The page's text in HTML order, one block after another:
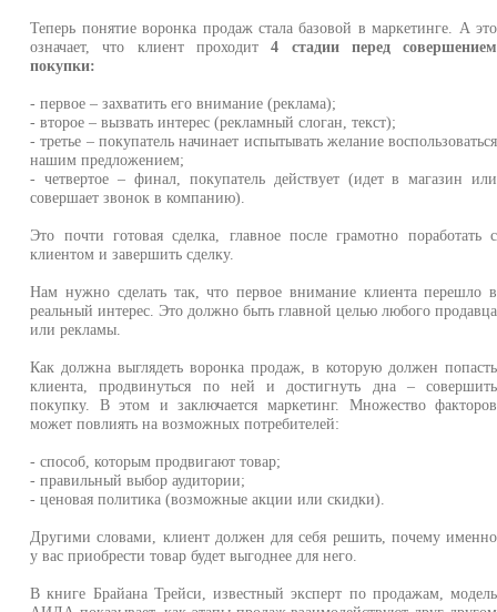
Теперь понятие воронка продаж стала базовой в маркетинге. А это
означает, что клиент проходит4 стадии перед совершением
покупки:
- первое – захватить его внимание (реклама);
- второе – вызвать интерес (рекламный слоган, текст);
- третье – покупатель начинает испытывать желание воспользоваться
нашим предложением;
- четвертое – финал, покупатель действует (идет в магазин или
совершает звонок в компанию).
Это почти готовая сделка, главное после грамотно поработать с
клиентом и завершить сделку.
Нам нужно сделать так, что первое внимание клиента перешло в
реальный интерес. Это должно быть главной целью любого продавца
или рекламы.
Как должна выглядеть воронка продаж, в которую должен попасть
клиента, продвинуться по ней и достигнуть дна – совершить
покупку. В этом и заключается маркетинг. Множество факторов
может повлиять на возможных потребителей:
- способ, которым продвигают товар;
- правильный выбор аудитории;
- ценовая политика (возможные акции или скидки).
Другими словами, клиент должен для себя решить, почему именно
у вас приобрести товар будет выгоднее для него.
В книге Брайана Трейси, известный эксперт по продажам, модель